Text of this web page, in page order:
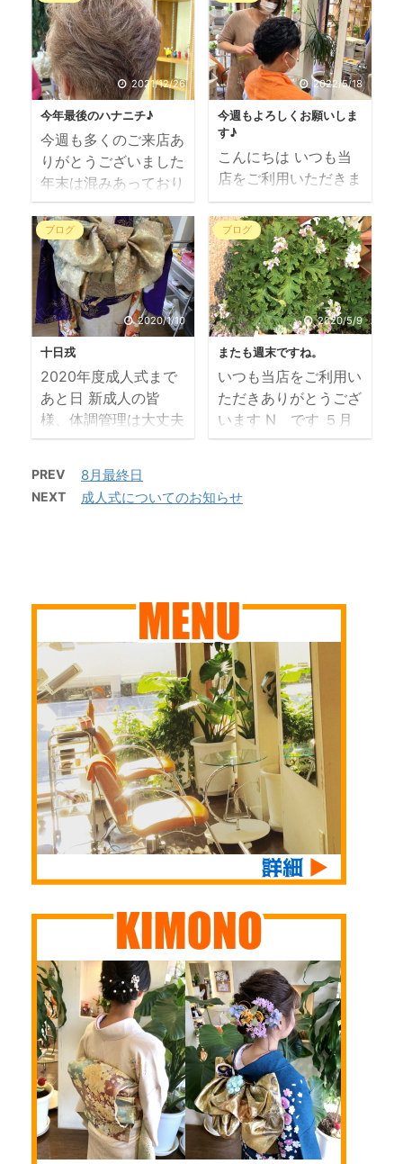
店時に来月のご予約も
承っておりますが 今
年最後に N でキレ
イになっていただける
幸せ 今年一年、コロ
ナに振り回されてきた
じゃないですか、
ま、今現在もですけ
ど。 今日から約２週
間、大阪はキタ・ミナ
ミエリアである 北区
と中央区の飲食店がま
た時短営業と対策不備
な店は自粛要請らしい
はぁぁぁ～ そんな
中、ご来店いただきま
した皆様には 今年一
年の締めくくりにとび
きりキレイに ...
店の「成人式」も無事
に皆様をステキに式典
へ送り出させていただ
けました～ ご来店い
ただき、まことにあり
がとうございました
今年の成人式のお客様
は ママのお腹にいる
時から存じ上げており
ますお嬢様や、 幼稚
園の入園、卒園、 は
たまた、ピアノの発表
会などでも チビッコ
の時からお世話になっ
ており、わたくし感慨
ひとしおでございまし
た 二日間で５名
様、 ソロ活以来、初
めての一人成人式 ...
2021/12/26
今年最後のハナニチ♪
今週も多くのご来店あ
りがとうございました
年末は混みあっており
ますが、キャンセルが
出たりもしますし、ま
だ空きもございます
ご来店予定はお早めに
ご連絡くださいませ
キャンセルのご連絡も
必ずお願いいたします
とうとうクリスマスも
過ぎて、今年も残りわ
ずかとなりました 明
日は年内最後の月曜日
で定休日です 朝から
です せわしな～ 年
内最後のエヌカタ～～
を飛ばした前回のブリ
ーチカラーから 今月
は少し深め ...
2022/5/18
今週もよろしくお願いしま
す♪
こんにちは いつも当
店をご利用いただきま
してまことにありがと
うございます 今週も
スタートしました
N です 第三週
（月）（火）連休明け
日常の業務、休日なら
ではの用事、２日間で
あれやこれやと動き回
っていました ２日
間、あっという間です
ね 久々の映画、久々
の美術展、お久しぶり
さんにも顔を出し、
ードスケジュール い
つものように早寝早起
き （遊んでるばかり
ではない） &nbsp ...
ブログ
2020/1/10
十日戎
2020年度成人式まで
あと日 新成人の皆
様、体調管理は大丈夫
でしょうか～ ドキド
張感に包まれておりま
す 成人式の前に、
てきましたよ～ えべ
っさん、たのんまっせ
～～～ 成人式の
レッスンもスタッフと
もども熱をおび、 当
日を迎える前に、すで
に体のあちらこちらが
悲鳴をあげそうなほど
可愛いデザイン考えて
お待ちしております～
～～ 一部チラ見せ &
...
ブログ
2020/5/9
またも週末ですね。
いつも当店をご利用い
ただきありがとうござ
います N です ５月
になって、急に暑くな
マスクを作りましたよ
いお客様はお気軽にお
申し付けくださいませ
（もちろん無料です）
作り方も「超・簡単」
なのでお教えしますヨ
（もちろん無料で）
アルコール除菌の出来
るハンドローションも
入荷しました ピリピ
リ感が少なく、しっと
りします 消毒で手が
カサカ ...
PREV 8月最終日
NEXT 成人式についてのお知らせ